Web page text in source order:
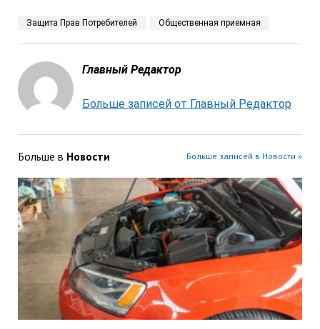
Защита Прав Потребителей Общественная приемная
Главный Редактор
Больше записей от Главный Редактор
Больше в Новости Больше записей в Новости »